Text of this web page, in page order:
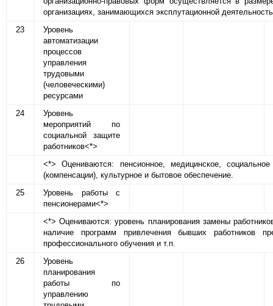
организациях, занимающихся эксплутационной
23
Уровень
автоматизации
процессов
управления
трудовыми
(человеческими)
ресурсами
24
Уровень
мероприятий по
социальной защите
работников<*>
<*> Оцениваются: пенсионное, медицинское,
(компенсации), культурное и бытовое обеспечение.
25
Уровень работы с
пенсионерами<*>
<*> Оцениваются: уровень планирования замены
наличие программ привлечения бывших работников
профессионального обучения и т.п.
26
Уровень
планирования
работы по
управлению